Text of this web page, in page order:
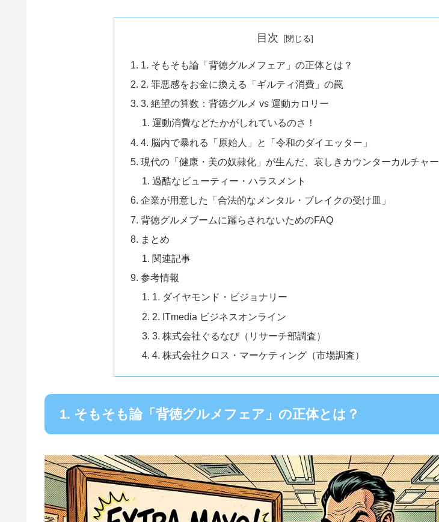
目次
1. そもそも論「背徳グルメフェア」の正体とは？
2. 罪悪感をお金に換える「ギルティ消費」の罠
3. 絶望の算数：背徳グルメ vs 運動カロリー
運動消費などたかがしれているのさ！
4. 脳内で暴れる「原始人」と「令和のダイエッター」
現代の「健康・美の奴隷化」が生んだ、哀しきカウンターカルチャー
過酷なビューティー・ハラスメント
企業が用意した「合法的なメンタル・ブレイクの受け皿」
背徳グルメブームに躍らされないためのFAQ
まとめ
関連記事
参考情報
1. ダイヤモンド・ビジョナリー
2. ITmedia ビジネスオンライン
3. 株式会社ぐるなび（リサーチ部調査）
4. 株式会社クロス・マーケティング（市場調査）
1. そもそも論「背徳グルメフェア」の正体とは？